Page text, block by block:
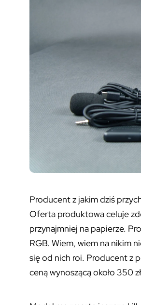
Producent z jakim dziś
Oferta produktowa celuje
przynajmniej na papierze.
RGB. Wiem, wiem na nikim
się od nich roi. Producent z
ceną wynoszącą około 350